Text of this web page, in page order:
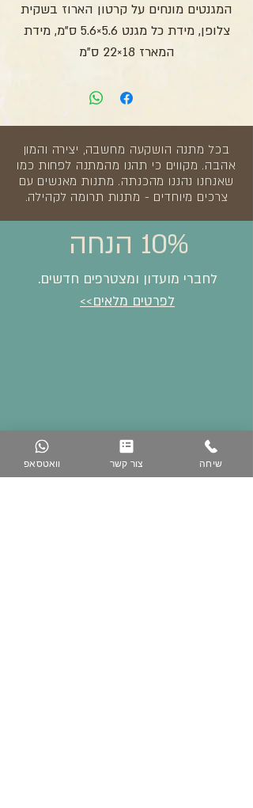
המגנטים מונחים על קרטון הארוז בשקית
צלופן, מידת כל מגנט 5.6×5.6 ס”מ, מידת
המארז 18×22 ס"מ
בכל מתנה הושקעה מחשבה, יצירה והמון
אהבה. מקווים כי תהנו מהמתנה לפחות כמו
שאנחנו נהננו מהכנתה. מתנות מאנשים עם
צרכים מיוחדים - מתנות תרומה לקהילה.
10% הנחה
לחברי מועדון ומצטרפים חדשים.
לפרטים מלאים>>
וואטסאפ צור קשר שיחה